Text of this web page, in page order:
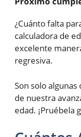
¿Cuánto falta
calculadora de
excelente
regresiva.
Son solo
de nuestra
edad. ¡Pruébela